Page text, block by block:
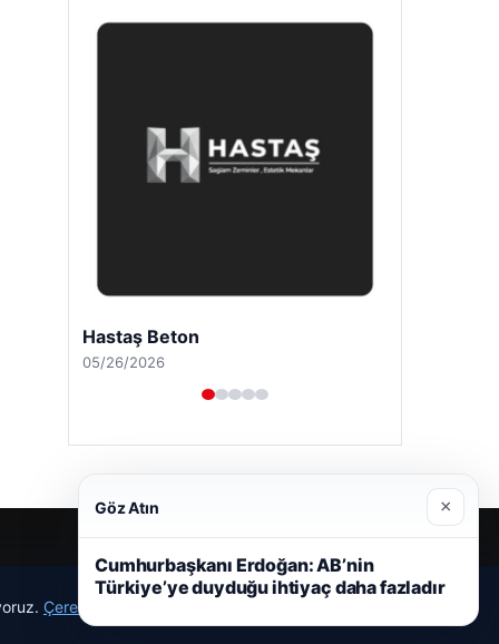
Hastaş Beton
05/26/2026
Çerez Politikamız
Göz Atın ×
Cumhurbaşkanı Erdoğan: AB’nin
Türkiye’ye duyduğu ihtiyaç daha fazladır